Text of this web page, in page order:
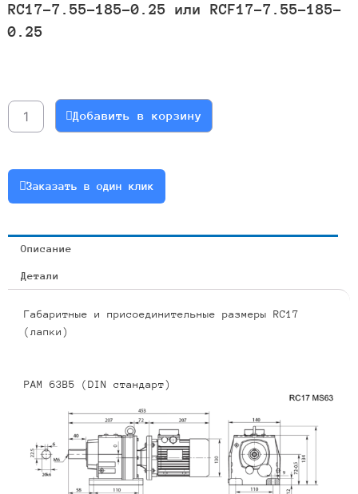
RC17-7.55-185-0.25 или RCF17-7.55-185-
0.25
RC17-
7.55-
или
RCF17-
185-
0.25
Добавить в корзину
Заказать в один клик
Описание
Детали
Габаритные и присоединительные размеры RC17
(лапки)
PAM 63B5 (DIN стандарт)